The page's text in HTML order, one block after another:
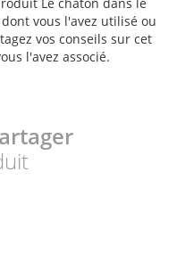
vous l'avez utilisé ou
vos conseils sur cet
l'avez associé.